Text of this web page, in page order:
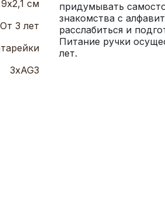
см
От 3 лет
3хAG3
придумывать
знакомства с
расслабиться и
Питание ручки
лет.